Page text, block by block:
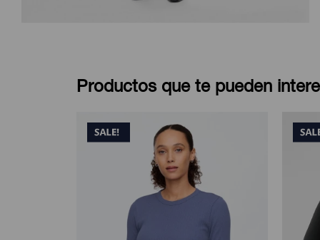
Productos que te pueden